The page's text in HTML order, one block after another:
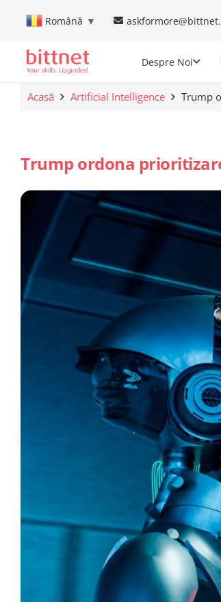
Română ▼
Despre Noi
Acasă Artificial Intelligence Trump
Trump ordona